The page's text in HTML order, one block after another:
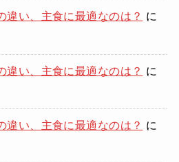
違い、主食に最適なのは？ に
違い、主食に最適なのは？ に
違い、主食に最適なのは？ に